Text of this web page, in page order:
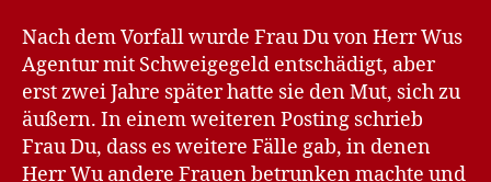
Nach dem Vorfall wurde Frau Du von Herr Wus
Agentur mit Schweigegeld entschädigt, aber
erst zwei Jahre später hatte sie den Mut, sich zu
äußern. In einem weiteren Posting schrieb
Frau Du, dass es weitere Fälle gab, in denen
Herr Wu andere Frauen betrunken machte und